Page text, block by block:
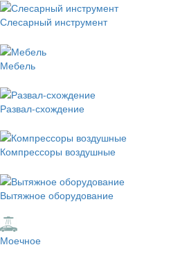
Слесарный инструмент
Мебель
Развал-схождение
Компрессоры воздушные
Вытяжное оборудование
Моечное